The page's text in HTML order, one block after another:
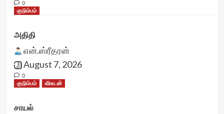
0
குடும்பம்
அதிதி
என்.ஸ்ரீதரன்
August 7, 2026
0
குடும்பம்
விகடன்
சாயல்